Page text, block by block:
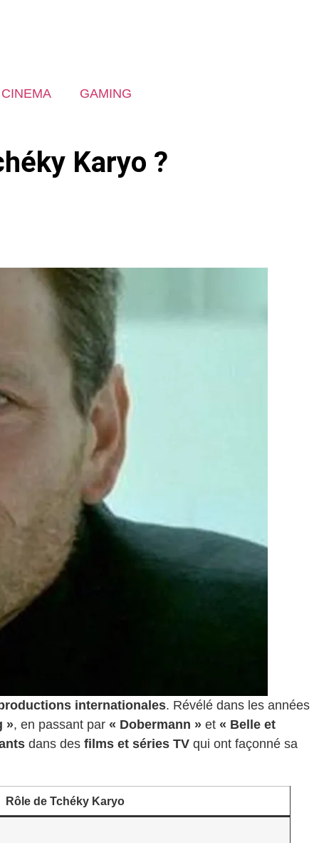
CINEMA GAMING
Karyo ?
internationales. Révélé dans les années
», en passant par « Dobermann » et « Belle et
dans des films et séries TV qui ont façonné sa
Rôle de Tchéky Karyo